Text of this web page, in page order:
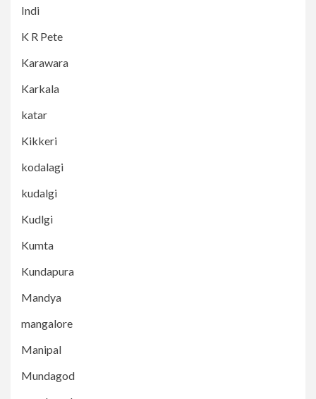
Indi
K R Pete
Karawara
Karkala
katar
Kikkeri
kodalagi
kudalgi
Kudlgi
Kumta
Kundapura
Mandya
mangalore
Manipal
Mundagod